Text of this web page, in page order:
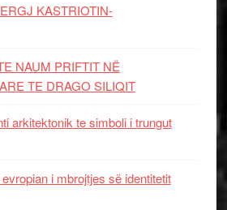
KASTRIOTIN-
NAUM PRIFTIT NË
TE DRAGO SILIQIT
arkitektonik te simboli i trungut
i mbrojtjes së identitetit